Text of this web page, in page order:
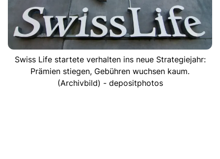
Swiss Life startete verhalten ins neue Strategiejahr:
Prämien stiegen, Gebühren wuchsen kaum.
(Archivbild) - depositphotos